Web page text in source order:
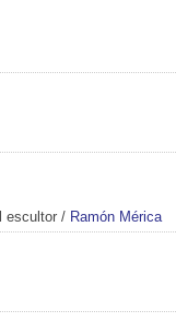
escultor / Ramón Mérica